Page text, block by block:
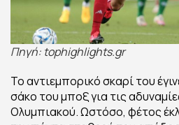
Πηγή: tophighlights.gr
Το αντιεμπορικό σκαρί του
σάκο του μποξ για τις
Ολυμπιακού. Ωστόσο, φέτος